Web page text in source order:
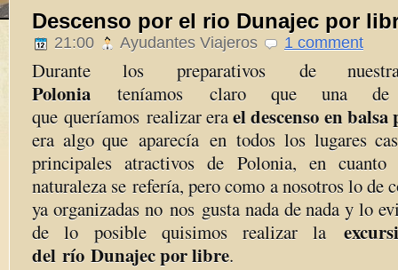
Descenso por el rio Dunajec por
21:00 Ayudantes Viajeros 1 comment
Durante los preparativos de
Polonia teníamos claro que una de
que queríamos realizar erael descenso en
era algo que aparecía en todos los lugares
principales atractivos de Polonia, en
naturaleza se refería, pero como a nosotros lo de
ya organizadas no nos gusta nada de nada y lo
de lo posible quisimos realizar la
del río Dunajec por libre.